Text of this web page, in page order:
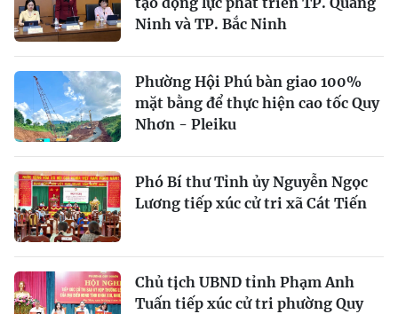
Ninh và TP. Bắc Ninh
Phường Hội Phú bàn giao 100%
mặt bằng để thực hiện cao tốc Quy
Nhơn - Pleiku
Phó Bí thư Tỉnh ủy Nguyễn Ngọc
Lương tiếp xúc cử tri xã Cát Tiến
Chủ tịch UBND tỉnh Phạm Anh
Tuấn tiếp xúc cử tri phường Quy